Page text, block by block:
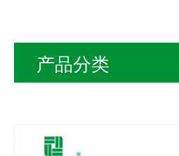
产品分类